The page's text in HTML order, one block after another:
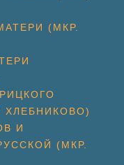
(МКР.
ХЛЕБНИКОВО)
И
(МКР.